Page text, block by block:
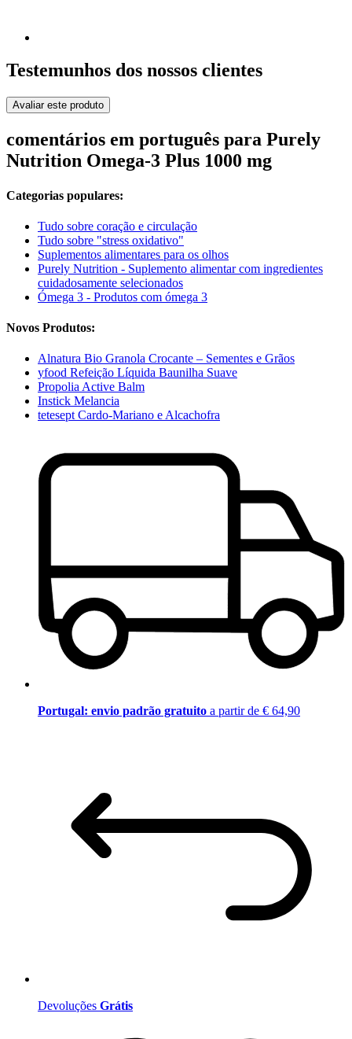
Testemunhos dos nossos clientes
Avaliar este produto
comentários em português para Purely
Nutrition Omega-3 Plus 1000 mg
Categorias populares:
Tudo sobre coração e circulação
Tudo sobre "stress oxidativo"
Suplementos alimentares para os olhos
Purely Nutrition - Suplemento alimentar com ingredientes
cuidadosamente selecionados
Ómega 3 - Produtos com ómega 3
Novos Produtos:
Alnatura Bio Granola Crocante – Sementes e Grãos
yfood Refeição Líquida Baunilha Suave
Propolia Active Balm
Instick Melancia
tetesept Cardo-Mariano e Alcachofra
Portugal: envio padrão gratuito a partir de € 64,90
Devoluções Grátis